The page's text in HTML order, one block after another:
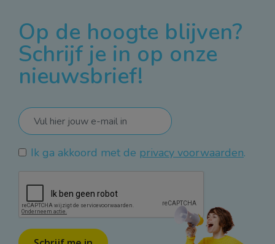
Op de hoogte blijven?
Schrijf je in op onze
nieuwsbrief!
Ik ga akkoord met de privacy voorwaarden.